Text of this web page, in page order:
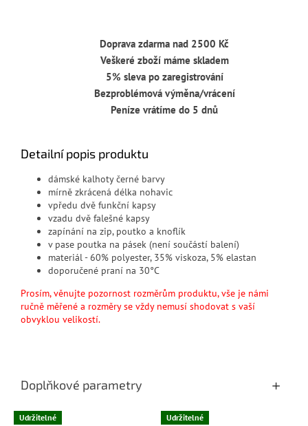
Doprava zdarma nad 2500 Kč
Veškeré zboží máme skladem
5% sleva po zaregistrování
Bezproblémová výměna/vrácení
Peníze vrátíme do 5 dnů
Detailní popis produktu
dámské kalhoty černé barvy
mírně zkrácená délka nohavic
vpředu dvě funkční kapsy
vzadu dvě falešné kapsy
zapínání na zip, poutko a knoflík
v pase poutka na pásek (není součástí balení)
materiál - 60% polyester, 35% viskoza, 5% elastan
doporučené praní na 30°C
Prosím, věnujte pozornost rozměrům produktu, vše je námi
ručně měřené a rozměry se vždy nemusí shodovat s vaší
obvyklou velikostí.
Doplňkové parametry
Udržitelné Udržitelné